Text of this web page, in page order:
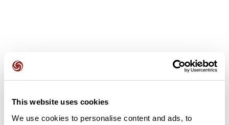
This website uses cookies
We use cookies to personalise content and ads, to